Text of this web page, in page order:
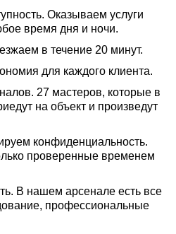
Оказываем услуги
время дня и ночи.
в течение 20 минут.
для каждого клиента.
27 мастеров, которые в
на объект и произведут
конфиденциальность.
проверенные временем
В нашем арсенале есть все
профессиональные